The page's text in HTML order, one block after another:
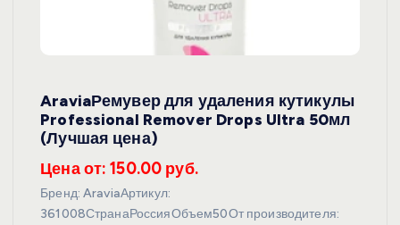
AraviaРемувер для удаления кутикулы
Professional Remover Drops Ultra 50мл
(Лучшая цена)
Цена от: 150.00 руб.
Бренд: AraviaАртикул:
361008СтранаРоссияОбъем50От производителя: